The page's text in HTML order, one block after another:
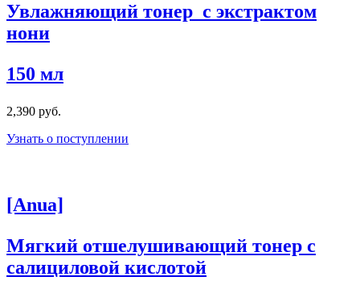
Увлажняющий тонер с экстрактом
нони
150 мл
2,390 руб.
Узнать о поступлении
[Anua]
Мягкий отшелушивающий тонер с
салициловой кислотой